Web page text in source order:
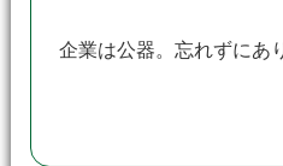
企業は公器。忘れずにあ